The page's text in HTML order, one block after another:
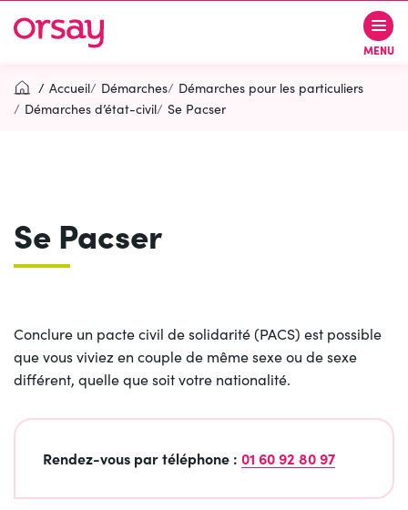
navigation
au
au
page
Ville d’Orsay MENU
Contactez-nous
Accueil Démarches
Démarches pour les particuliers
Démarches d’état-civil
Se Pacser
Se Pacser
Conclure un pacte civil de solidarité (PACS) est possible
que vous viviez en couple de même sexe ou de sexe
différent, quelle que soit votre nationalité.
Rendez-vous par téléphone : 01 60 92 80 97